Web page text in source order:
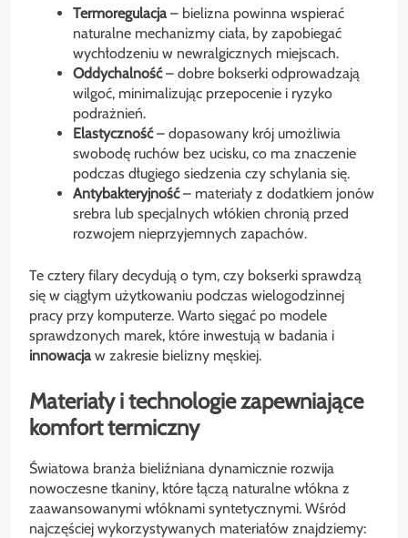
Termoregulacja– bielizna powinna wspierać
naturalne mechanizmy ciała, by zapobiegać
wychłodzeniu w newralgicznych miejscach.
Oddychalność– dobre bokserki odprowadzają
wilgoć, minimalizując przepocenie i ryzyko
podrażnień.
Elastyczność– dopasowany krój umożliwia
swobodę ruchów bez ucisku, co ma znaczenie
podczas długiego siedzenia czy schylania się.
Antybakteryjność– materiały z dodatkiem jonów
srebra lub specjalnych włókien chronią przed
rozwojem nieprzyjemnych zapachów.
Te cztery filary decydują o tym, czy bokserki sprawdzą
się w ciągłym użytkowaniu podczas wielogodzinnej
pracy przy komputerze. Warto sięgać po modele
sprawdzonych marek, które inwestują w badania i
innowacjaw zakresie bielizny męskiej.
Materiały i technologie zapewniające
komfort termiczny
Światowa branża bieliźniana dynamicznie rozwija
nowoczesne tkaniny, które łączą naturalne włókna z
zaawansowanymi włóknami syntetycznymi. Wśród
najczęściej wykorzystywanych materiałów znajdziemy: